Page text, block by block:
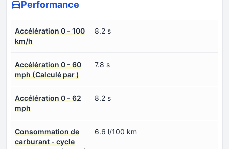
Performance
Accélération 0 - 100
km/h
8.2 s
Accélération 0 - 60
mph (Calculé par )
7.8 s
Accélération 0 - 62
mph
8.2 s
Consommation de
carburant - cycle
6.6 l/100 km